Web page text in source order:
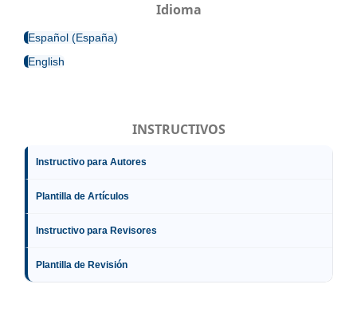
Idioma
Español (España)
English
INSTRUCTIVOS
Instructivo para Autores
Plantilla de Artículos
Instructivo para Revisores
Plantilla de Revisión